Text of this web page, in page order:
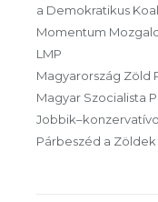
a Demokratikus
Momentum
LMP
Magyarország Zöld
Magyar Szocialista
Párbeszéd a Zöldek